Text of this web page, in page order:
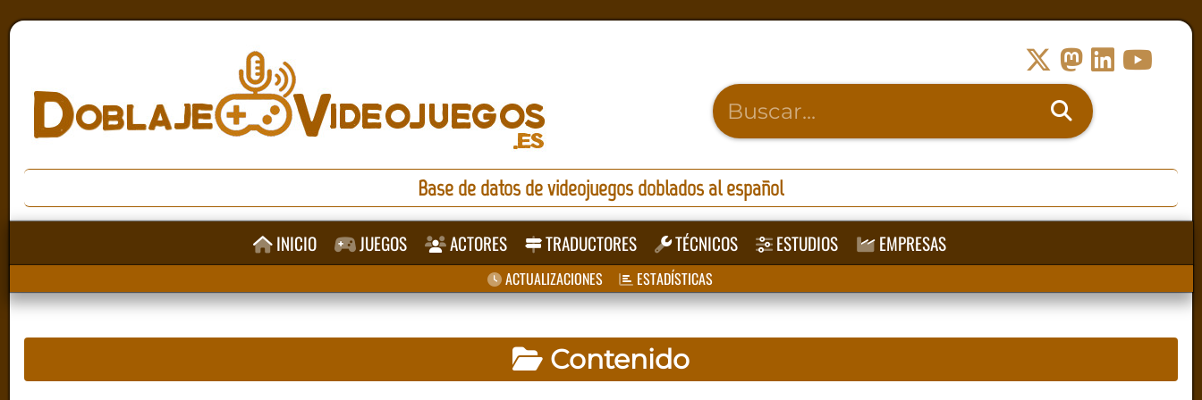
Base de datos de videojuegos doblados al español
INICIO JUEGOS ACTORES TRADUCTORES TÉCNICOS ESTUDIOS EMPRESAS
ACTUALIZACIONES ESTADÍSTICAS
Contenido